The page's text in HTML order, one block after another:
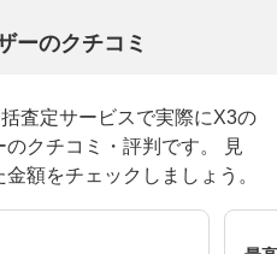
ーのクチコミ
査定サービスで実際にX3の
クチコミ・評判です。 見
額をチェックしましょう。